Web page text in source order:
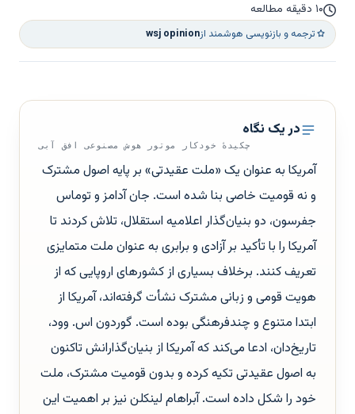
۱۰ دقیقه مطالعه
ترجمه و بازنویسی هوشمند ازwsj opinion
در یک نگاه
چکیدهٔ خودکار موتور هوش مصنوعی افق آبی
آمریکا به عنوان یک «ملت عقیدتی» بر پایه اصول مشترک
و نه قومیت خاصی بنا شده است. جان آدامز و توماس
جفرسون، دو بنیان‌گذار اعلامیه استقلال، تلاش کردند تا
آمریکا را با تأکید بر آزادی و برابری به عنوان ملت متمایزی
تعریف کنند. برخلاف بسیاری از کشورهای اروپایی که از
هویت قومی و زبانی مشترک نشأت گرفته‌اند، آمریکا از
ابتدا متنوع و چندفرهنگی بوده است. گوردون اس. وود،
تاریخ‌دان، ادعا می‌کند که آمریکا از بنیان‌گذارانش تاکنون
به اصول عقیدتی تکیه کرده و بدون قومیت مشترک، ملت
خود را شکل داده است. آبراهام لینکلن نیز بر اهمیت این